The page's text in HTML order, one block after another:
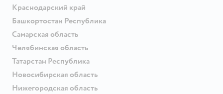
Краснодарский край
Башкортостан Республика
Самарская область
Челябинская область
Татарстан Республика
Новосибирская область
Нижегородская область